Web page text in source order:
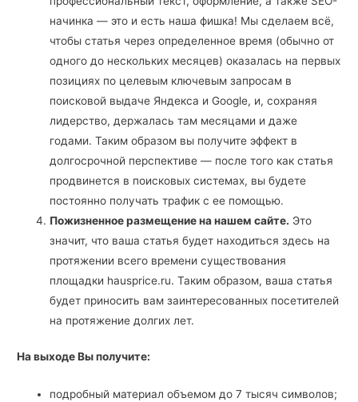
начинка — это и есть наша фишка! Мы сделаем всё,
чтобы статья через определенное время (обычно от
одного до нескольких месяцев) оказалась на первых
позициях по целевым ключевым запросам в
поисковой выдаче Яндекса и Google, и, сохраняя
лидерство, держалась там месяцами и даже
годами. Таким образом вы получите эффект в
долгосрочной перспективе — после того как статья
продвинется в поисковых системах, вы будете
постоянно получать трафик с ее помощью.
Пожизненное размещение на нашем сайте. Это
значит, что ваша статья будет находиться здесь на
протяжении всего времени существования
площадки hausprice.ru. Таким образом, ваша статья
будет приносить вам заинтересованных посетителей
на протяжение долгих лет.
На выходе Вы получите:
подробный материал объемом до 7 тысяч символов;